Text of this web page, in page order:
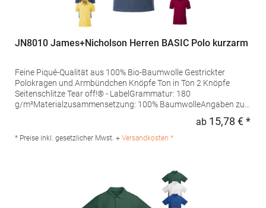
JN8010 James+Nicholson Herren BASIC Polo kurzarm
Feine Piqué-Qualität aus 100% Bio-Baumwolle Gestrickter
Polokragen und Armbündchen Knöpfe Ton in Ton 2 Knöpfe
Seitenschlitze Tear off!® - LabelGrammatur: 180
g/m²Materialzusammensetzung: 100% BaumwolleAngaben zur
GmbH Vor dem Weißen Stein 25-31 72461 Albstadt Deutschland
E-Mail: info@daiber.de
ab 15,78 € *
* Preise inkl. gesetzlicher Mwst. + Versandkosten *